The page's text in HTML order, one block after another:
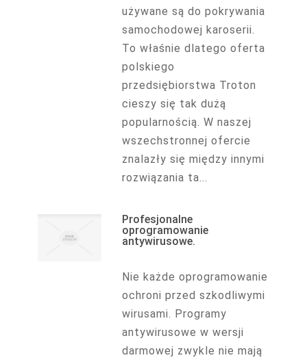
używane są do pokrywania
samochodowej karoserii.
To właśnie dlatego oferta
polskiego
przedsiębiorstwa Troton
cieszy się tak dużą
popularnością. W naszej
wszechstronnej ofercie
znalazły się między innymi
rozwiązania ta...
Profesjonalne
oprogramowanie
antywirusowe.
Nie każde oprogramowanie
ochroni przed szkodliwymi
wirusami. Programy
antywirusowe w wersji
darmowej zwykle nie mają